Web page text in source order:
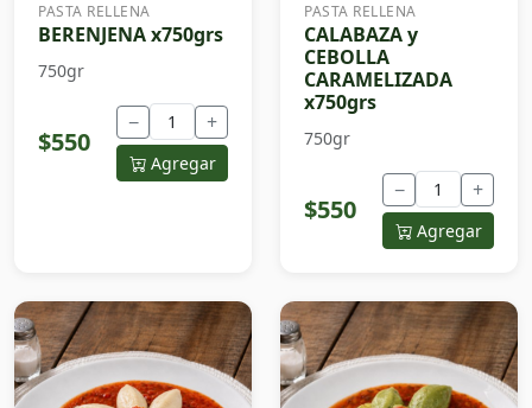
PASTA RELLENA
BERENJENA x750grs
750gr
$550
− +
Agregar
PASTA RELLENA
CALABAZA y
CEBOLLA
CARAMELIZADA
x750grs
750gr
$550
− +
Agregar